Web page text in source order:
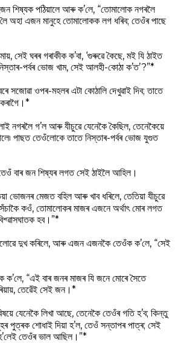
শিষ্যক পঠিয়ালে আৰু ক’লে, “তোমালোক নগৰলৈ
অহা এজন মানুহে তোমালোকক লগ ধৰিব; তেওঁৰ পাছে
সেই ঘৰৰ গৰাকীক ক’বা, ‘গুৰুৱে কৈছে, মই যি ঠাইত
পৰ্বৰ ভোজ খাম, সেই আলহী-কোঠা ক’ত’?”*
সজোৱা ওপৰ-মহলৰ এটা কোঠালি দেখুৱাই দিব; তাতে
নগৰলৈ গ’ল আৰু যীচুৱে যেনেকৈ কৈছিল, তেনেকৈয়ে
পাছত তেওঁলোকে তাতে নিস্তাৰ-পৰ্বৰ ভোজ যুগুত
বাৰ জন শিষ্যৰ লগত সেই ঠাইলৈ আহিল।
ভোজনৰ মেজত বহিল আৰু খাব ধৰিলে, তেতিয়া যীচুৱে
কওঁ, তোমালোকৰ মাজৰ এজনে অৰ্থাৎ মোৰ লগত
হব।”*
দুখ কৰিলে, আৰু এজন এজনকৈ তেওঁক ক’লে, “সেই
“এই বাৰ জনৰ মাজৰ যি জনে মোৰে সৈতে
তেৱেঁই সেই জন।*
যেনেকৈ লিখা আছে, তেনেকৈ তেওঁৰ গতি হ’ব; কিন্তু
পুত্ৰক শোধাই দিয়া হ’ল, তেওঁ সন্তাপৰ পাত্ৰ; সেই
তেওঁৰ ভাল আছিল।”*